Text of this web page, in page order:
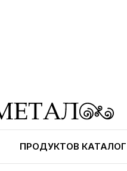
ПРОДУКТОВ КАТАЛОГ